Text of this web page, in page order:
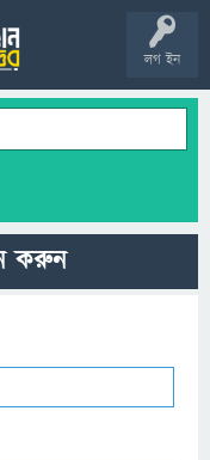
লগ ইন
করুন